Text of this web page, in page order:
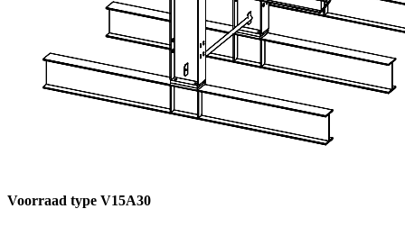
Voorraad type V15A30